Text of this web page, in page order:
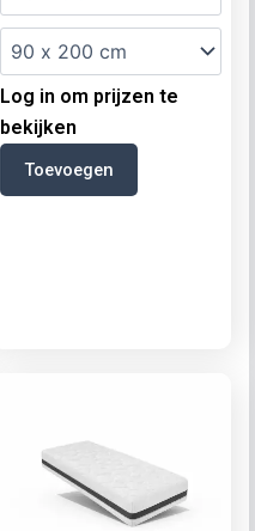
Log in om prijzen te
bekijken
Toevoegen